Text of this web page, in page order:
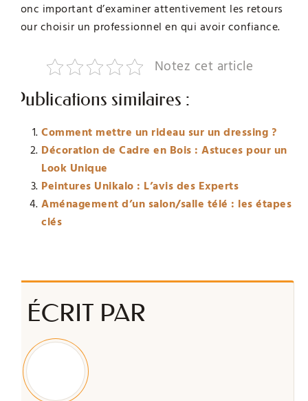
donc important d’examiner attentivement les retours
pour choisir un professionnel en qui avoir confiance.
Notez cet article
Publications similaires :
Comment mettre un rideau sur un dressing ?
Décoration de Cadre en Bois : Astuces pour un
Look Unique
Peintures Unikalo : L’avis des Experts
Aménagement d’un salon/salle télé : les étapes
clés
ÉCRIT PAR